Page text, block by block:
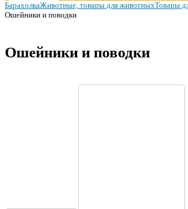
БарахолкаЖивотные, товары для животныхТовары
Ошейники и поводки
Ошейники и поводки